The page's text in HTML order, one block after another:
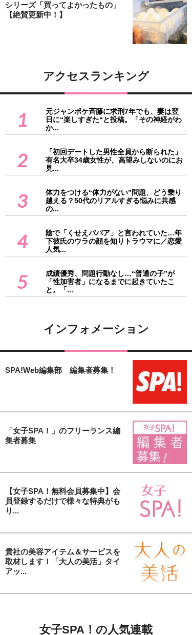
シリーズ「買ってよかったもの」
【絶賛更新中！】
アクセスランキング
1
元ジャンポケ斉藤に求刑7年でも、妻は翌
日に“楽しすぎた“と投稿。「その神経がわ
か...
2
「初回デートした男性全員から断られた」
有名大卒34歳女性が、高望みしないのにお
見...
3
体力をつける“体力がない”問題、どう乗り
越える？50代のリアルすぎる悩みに共感
の...
4
陰で「くせえババア」と言われていた…年
下彼氏のウラの顔を知りトラウマに／恋愛
人気...
5
成績優秀、問題行動なし…“普通の子”が
「性加害者」になるまでに起きていたこ
と。「...
インフォメーション
SPA!Web編集部 編集者募集！
「女子SPA！」のフリーランス編
集者募集
【女子SPA！無料会員募集中】会
員登録するだけで様々な特典がも
り...
貴社の美容アイテム＆サービスを
取材します！「大人の美活」タイ
アッ...
女子SPA！の人気連載